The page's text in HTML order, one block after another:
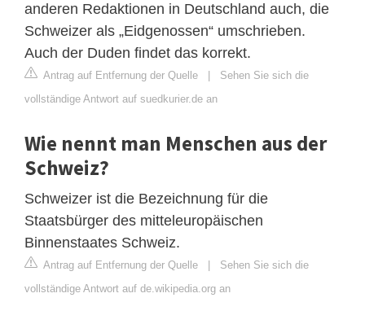
anderen Redaktionen in Deutschland auch, die
Schweizer als „Eidgenossen“ umschrieben.
Auch der Duden findet das korrekt.
Antrag auf Entfernung der Quelle
Sehen Sie sich die
vollständige Antwort auf suedkurier.de an
Wie nennt man Menschen aus der
Schweiz?
Schweizer ist die Bezeichnung für die
Staatsbürger des mitteleuropäischen
Binnenstaates Schweiz.
Antrag auf Entfernung der Quelle
Sehen Sie sich die
vollständige Antwort auf de.wikipedia.org an